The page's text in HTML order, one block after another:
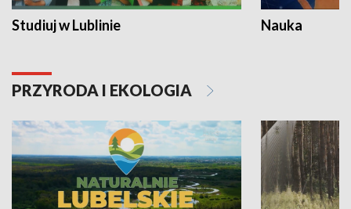
Studiuj w Lublinie Nauka
PRZYRODA I EKOLOGIA